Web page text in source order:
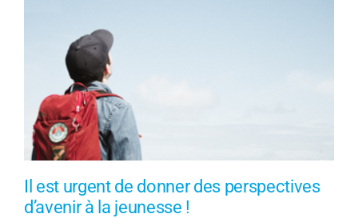
Il est urgent de donner des perspectives
d’avenir à la jeunesse !